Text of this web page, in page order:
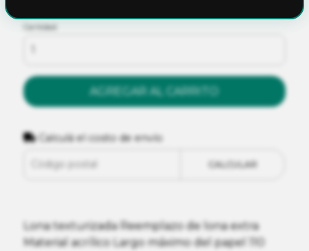
Cantidad
AGREGAR AL CARRITO
Calculá el costo de envío
CALCULAR
Lona texturizada Reemplazo de lona extra
Material acrílico Largo máximo del papel 110